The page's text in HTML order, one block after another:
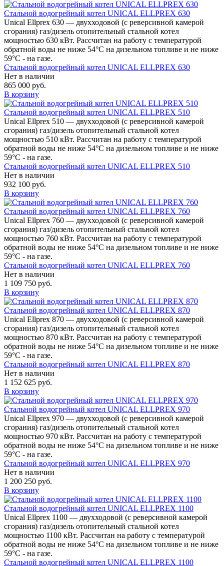
Стальной водогрейный котел UNICAL ELLPREX 630
Unical Ellprex 630 — двухходовой (c реверсивной камерой
сгорания) газ/дизель отопительный стальной котел
мощностью 630 кВт. Рассчитан на работу с температурой
обратной воды не ниже 54°С на дизельном топливе и не ниже
59°С - на газе.
Стальной водогрейный котел UNICAL ELLPREX 630
Нет в наличии
865 000 руб.
В корзину
Стальной водогрейный котел UNICAL ELLPREX 510
Unical Ellprex 510 — двухходовой (c реверсивной камерой
сгорания) газ/дизель отопительный стальной котел
мощностью 510 кВт. Рассчитан на работу с температурой
обратной воды не ниже 54°С на дизельном топливе и не ниже
59°С - на газе.
Стальной водогрейный котел UNICAL ELLPREX 510
Нет в наличии
932 100 руб.
В корзину
Стальной водогрейный котел UNICAL ELLPREX 760
Unical Ellprex 760 — двухходовой (c реверсивной камерой
сгорания) газ/дизель отопительный стальной котел
мощностью 760 кВт. Рассчитан на работу с температурой
обратной воды не ниже 54°С на дизельном топливе и не ниже
59°С - на газе.
Стальной водогрейный котел UNICAL ELLPREX 760
Нет в наличии
1 109 750 руб.
В корзину
Стальной водогрейный котел UNICAL ELLPREX 870
Unical Ellprex 870 — двухходовой (c реверсивной камерой
сгорания) газ/дизель отопительный стальной котел
мощностью 870 кВт. Рассчитан на работу с температурой
обратной воды не ниже 54°С на дизельном топливе и не ниже
59°С - на газе.
Стальной водогрейный котел UNICAL ELLPREX 870
Нет в наличии
1 152 625 руб.
В корзину
Стальной водогрейный котел UNICAL ELLPREX 970
Unical Ellprex 970 — двухходовой (c реверсивной камерой
сгорания) газ/дизель отопительный стальной котел
мощностью 970 кВт. Рассчитан на работу с температурой
обратной воды не ниже 54°С на дизельном топливе и не ниже
59°С - на газе.
Стальной водогрейный котел UNICAL ELLPREX 970
Нет в наличии
1 200 250 руб.
В корзину
Стальной водогрейный котел UNICAL ELLPREX 1100
Unical Ellprex 1100 — двухходовой (c реверсивной камерой
сгорания) газ/дизель отопительный стальной котел
мощностью 1100 кВт. Рассчитан на работу с температурой
обратной воды не ниже 54°С на дизельном топливе и не ниже
59°С - на газе.
Стальной водогрейный котел UNICAL ELLPREX 1100